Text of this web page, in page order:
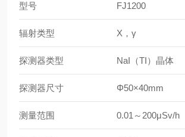
型号 FJ1200
辐射类型 X，γ
探测器类型 NaI（TI）晶体
探测器尺寸 Φ50×40mm
测量范围 0.01～200μSv/h